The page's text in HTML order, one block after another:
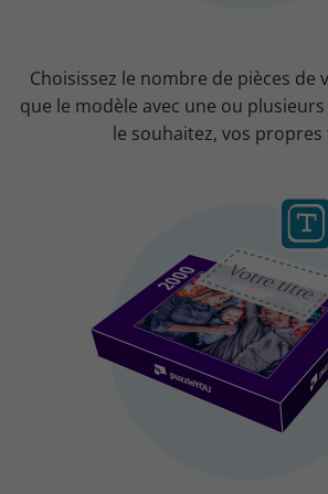
Choisissez le nombre de pièces de
que le modèle avec une ou
le souhaitez, vos propres